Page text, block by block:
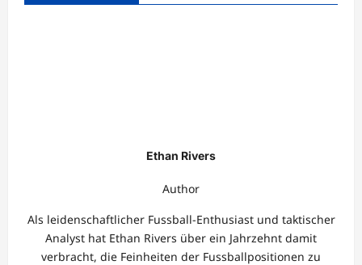
Ethan Rivers
Author
Als leidenschaftlicher Fussball-Enthusiast und taktischer
Analyst hat Ethan Rivers über ein Jahrzehnt damit
verbracht, die Feinheiten der Fussballpositionen zu